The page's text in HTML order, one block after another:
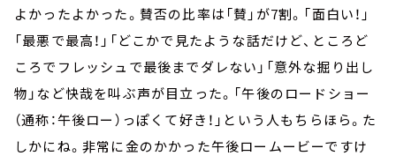
よかったよかった。賛否の比率は「賛」が7割。「面白い！」
「最悪で最高！」「どこかで見たような話だけど、ところど
ころでフレッシュで最後までダレない」「意外な掘り出し
物」など快哉を叫ぶ声が目立った。「午後のロードショー
（通称：午後ロー）っぽくて好き！」という人もちらほら。た
しかにね。非常に金のかかった午後ロームービーですけ